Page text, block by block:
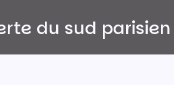
du sud parisien